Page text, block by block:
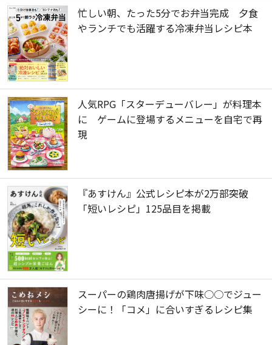
忙しい朝、たった5分でお弁当完成 夕食
やランチでも活躍する冷凍弁当レシピ本
人気RPG「スターデューバレー」が料理本
に ゲームに登場するメニューを自宅で再
現
『あすけん』公式レシピ本が2万部突破
「短いレシピ」125品目を掲載
スーパーの鶏肉唐揚げが下味○○でジュー
シーに！「コメ」に合いすぎるレシピ集